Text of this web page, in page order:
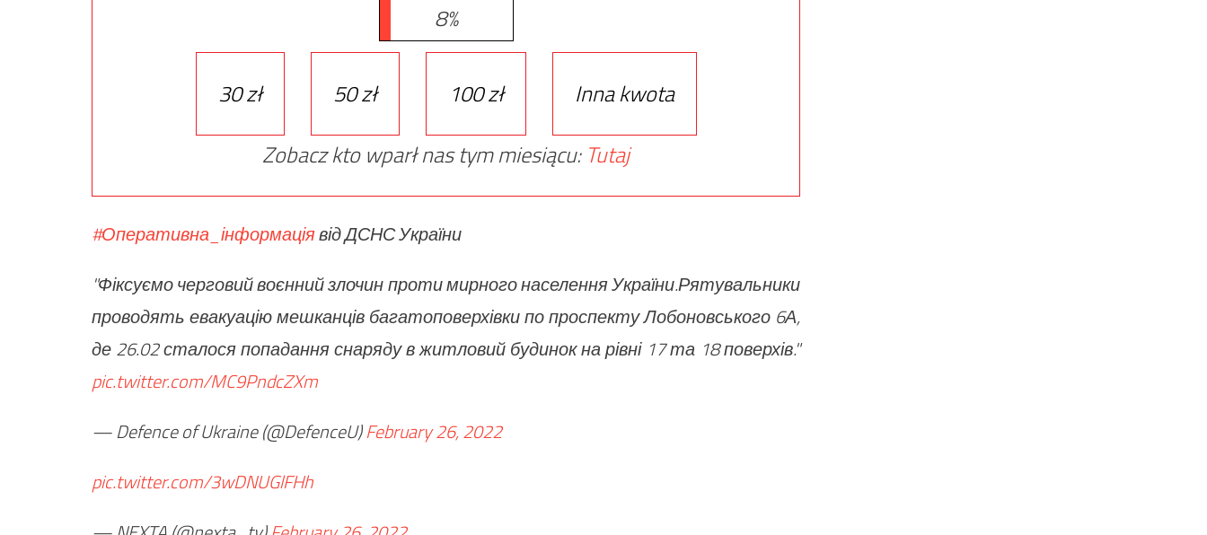
8%
30 zł 50 zł 100 zł
Inna kwota
Zobacz kto wparł nas tym miesiącu: Tutaj
#Оперативна_інформаціявід ДСНС України
"Фіксуємо черговий воєнний злочин проти мирного населення України.Рятувальники
проводять евакуацію мешканців багатоповерхівки по проспекту Лобоновського 6А,
де 26.02 сталося попадання снаряду в житловий будинок на рівні 17 та 18 поверхів."
pic.twitter.com/MC9PndcZXm
— Defence of Ukraine (@DefenceU)February 26, 2022
pic.twitter.com/3wDNUGlFHh